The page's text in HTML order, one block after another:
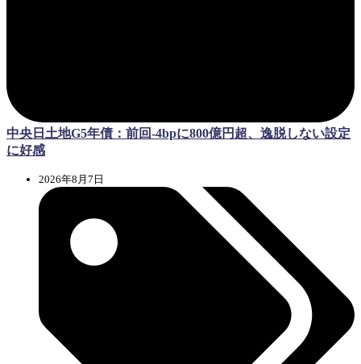
中央日土地G5年債：前回-4bpに800億円超、逸脱しない設定
に好感
2026年8月7日